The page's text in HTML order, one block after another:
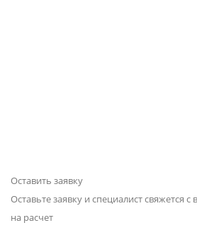
Оставить заявку
Оставьте заявку и специалист свяжется
на расчет